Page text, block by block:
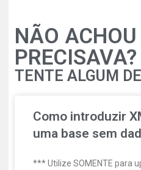
NÃO ACHOU
PRECISAVA?
TENTE ALGUM
Como introduzir
uma base sem
*** Utilize SOMENTE para